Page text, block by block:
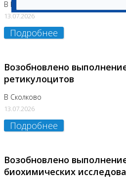
В Бутово
13.07.2026
Подробнее
Возобновлено
ретикулоцитов
В Сколково
13.07.2026
Подробнее
Возобновлено
биохимических